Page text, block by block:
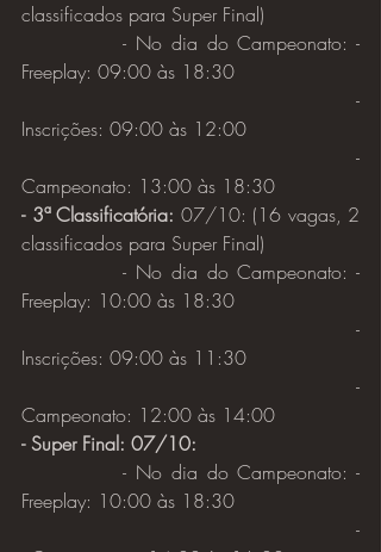
classificados para Super Final)
		- No dia do Campeonato: -
Freeplay: 09:00 às 18:30
Inscrições: 09:00 às 12:00
Campeonato: 13:00 às 18:30
- 3ª Classificatória: 07/10: (16 vagas, 2
classificados para Super Final)
		- No dia do Campeonato: -
Freeplay: 10:00 às 18:30
Inscrições: 09:00 às 11:30
Campeonato: 12:00 às 14:00
- Super Final: 07/10:
		- No dia do Campeonato: -
Freeplay: 10:00 às 18:30